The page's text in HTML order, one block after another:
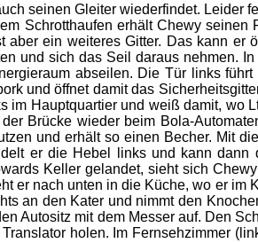
seinen Gleiter wiederfindet. Leider
Schrotthaufen erhält Chewy
ein weiteres Gitter. Das kann
und sich das Seil daraus nehmen.
abseilen. Die Tür links
und öffnet damit das
Hauptquartier und weiß damit, wo
Brücke wieder beim Bola-
und erhält so einen Becher. Mit
er die Hebel links und kann
Keller gelandet, sieht sich
er nach unten in die Küche, wo er
an den Kater und nimmt den
Autositz mit dem Messer auf. Den
holen. Im Fernsehzimmer